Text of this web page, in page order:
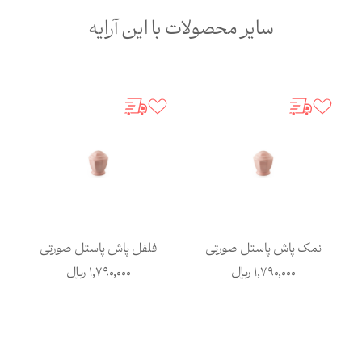
سایر محصولات با این آرایه
نمک پاش پاستل صورتی
1,790,000ریال
فلفل پاش پاستل صورتی
1,790,000ریال